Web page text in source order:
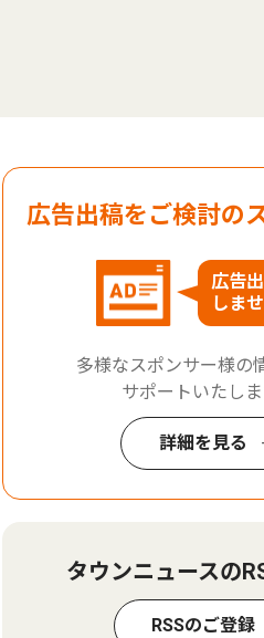
広告出稿をご検討の
広告
しま
多様なスポンサー様の
サポートいたしま
詳細を見る
タウンニュースの
RSSのご登録